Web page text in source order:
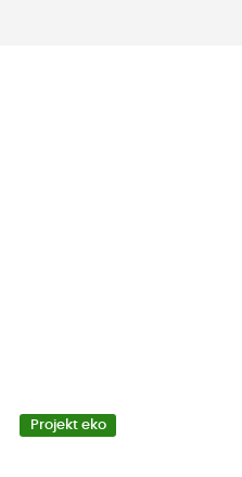
Projekt eko